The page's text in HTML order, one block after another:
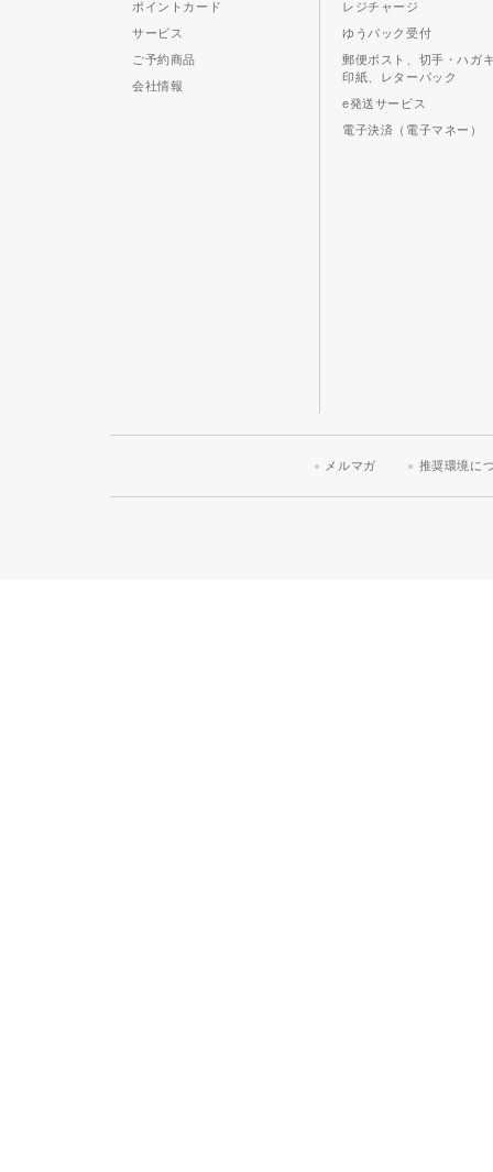
ポイントカード
サービス
ご予約商品
会社情報
レジチャージ
ゆうパック受付
郵便ポスト、切手・ハガ
印紙、レターパック
e発送サービス
電子決済（電子マネー）
メルマガ 推奨環境に